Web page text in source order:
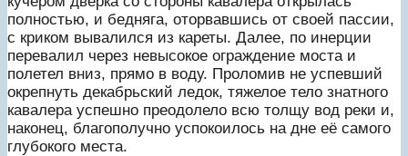
полностью, и бедняга, оторвавшись от своей пассии,
с криком вывалился из кареты. Далее, по инерции
перевалил через невысокое ограждение моста и
полетел вниз, прямо в воду. Проломив не успевший
окрепнуть декабрьский ледок, тяжелое тело знатного
кавалера успешно преодолело всю толщу вод реки и,
наконец, благополучно успокоилось на дне её самого
глубокого места.